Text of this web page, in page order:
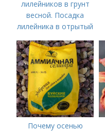
лилейников в грунт
весной. Посадка
лилейника в отрытый
Почему осенью